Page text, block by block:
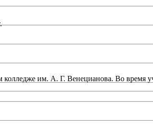
им. А. Г. Венецианова. Во время